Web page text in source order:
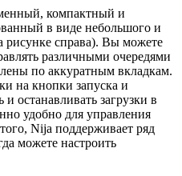
компактный и
в виде небольшого и
рисунке справа). Вы можете
различными очередями
по аккуратным вкладкам.
на кнопки запуска и
останавливать загрузки в
удобно для управления
Nija поддерживает ряд
можете настроить